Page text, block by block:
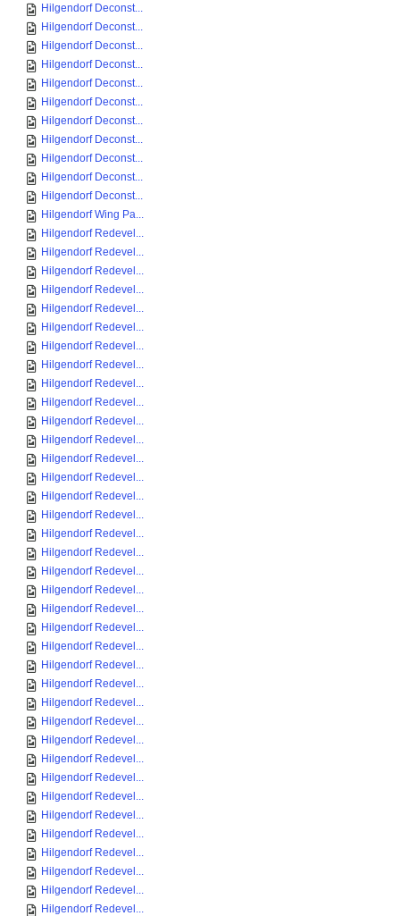
Hilgendorf Deconst...
Hilgendorf Deconst...
Hilgendorf Deconst...
Hilgendorf Deconst...
Hilgendorf Deconst...
Hilgendorf Deconst...
Hilgendorf Deconst...
Hilgendorf Deconst...
Hilgendorf Deconst...
Hilgendorf Deconst...
Hilgendorf Deconst...
Hilgendorf Wing Pa...
Hilgendorf Redevel...
Hilgendorf Redevel...
Hilgendorf Redevel...
Hilgendorf Redevel...
Hilgendorf Redevel...
Hilgendorf Redevel...
Hilgendorf Redevel...
Hilgendorf Redevel...
Hilgendorf Redevel...
Hilgendorf Redevel...
Hilgendorf Redevel...
Hilgendorf Redevel...
Hilgendorf Redevel...
Hilgendorf Redevel...
Hilgendorf Redevel...
Hilgendorf Redevel...
Hilgendorf Redevel...
Hilgendorf Redevel...
Hilgendorf Redevel...
Hilgendorf Redevel...
Hilgendorf Redevel...
Hilgendorf Redevel...
Hilgendorf Redevel...
Hilgendorf Redevel...
Hilgendorf Redevel...
Hilgendorf Redevel...
Hilgendorf Redevel...
Hilgendorf Redevel...
Hilgendorf Redevel...
Hilgendorf Redevel...
Hilgendorf Redevel...
Hilgendorf Redevel...
Hilgendorf Redevel...
Hilgendorf Redevel...
Hilgendorf Redevel...
Hilgendorf Redevel...
Hilgendorf Redevel...